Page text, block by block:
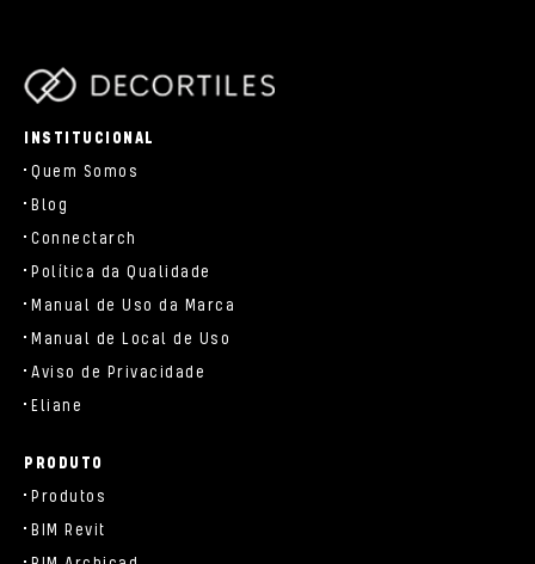
INSTITUCIONAL
Quem Somos
Blog
Connectarch
Política da Qualidade
Manual de Uso da Marca
Manual de Local de Uso
Aviso de Privacidade
Eliane
PRODUTO
Produtos
BIM Revit